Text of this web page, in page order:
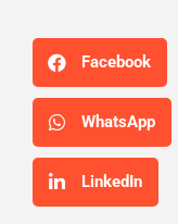
Facebook
WhatsApp
LinkedIn